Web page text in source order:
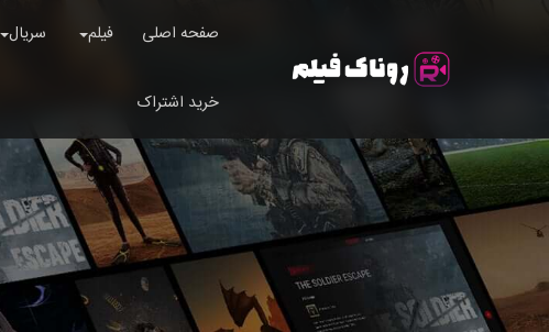
صفحه اصلی فیلم سریال
خرید اشتراک